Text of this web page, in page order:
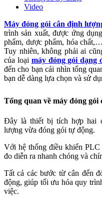
Video
Máy đóng gói cân định
trình sản xuất, được ứng
phẩm, dược phẩm, hóa
Tuy nhiên, không phải ai
của loại máy đóng gói dạng
đến cho bạn cái nhìn tổng
bạn dễ dàng lựa chọn và sử
Tổng quan về máy đóng
Đây là thiết bị tích hợp hai
lượng vừa đóng gói tự động.
Với hệ thống điều khiển PLC
đo diễn ra nhanh chóng và
Tất cả các bước từ cân đến
động, giúp tối ưu hóa quy
việc.